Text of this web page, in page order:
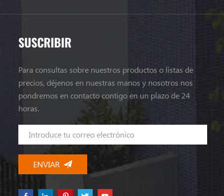
SUSCRIBIR
Para consultas sobre nuestros productos o listas de
precios, déjenos en nuestras manos y nosotros nos
pondremos en contacto contigo en un plazo de 24
horas.